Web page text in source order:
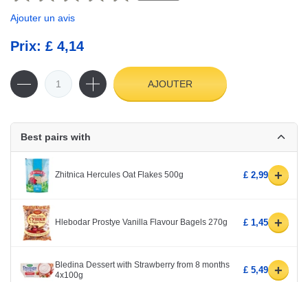
Ajouter un avis
Prix: £ 4,14
AJOUTER
Best pairs with
Zhitnica Hercules Oat Flakes 500g £ 2,99 +
Hlebodar Prostye Vanilla Flavour Bagels 270g £ 1,45 +
Bledina Dessert with Strawberry from 8 months
4x100g
£ 5,49 +